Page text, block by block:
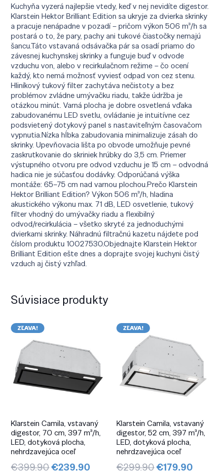
Kuchyňa vyzerá najlepšie vtedy, keď v nej nevidíte digestor.
Klarstein Hektor Brilliant Edition sa ukryje za dvierka skrinky
a pracuje nenápadne v pozadí – pričom výkon 506 m³/h sa
postará o to, že pary, pachy ani tukové čiastočky nemajú
šancu.Táto vstavaná odsávačka pár sa osadí priamo do
závesnej kuchynskej skrinky a funguje buď v odvode
vzduchu von, alebo v recirkulačnom režime – čo ocení
každý, kto nemá možnosť vyviesť odpad von cez stenu.
Hliníkový tukový filter zachytáva nečistoty a bez
problémov zvládne umývačku riadu, takže údržba je
otázkou minút. Varná plocha je dobre osvetlená vďaka
zabudovanému LED svetlu, ovládanie je intuitívne cez
podsvietený dotykový panel s nastaviteľným časovačom
vypnutia.Nízka hĺbka zabudovania minimalizuje zásah do
skrinky. Upevňovacia lišta po obvode umožňuje pevné
zaskrutkovanie do skriniek hrúbky do 3,5 cm. Priemer
výstupného otvoru pre odvod vzduchu je 15 cm – odvodná
hadica nie je súčasťou dodávky. Odporúčaná výška
montáže: 65–75 cm nad varnou plochou.Prečo Klarstein
Hektor Brilliant Edition? Výkon 506 m³/h, hladina
akustického výkonu max. 71 dB, LED osvetlenie, tukový
filter vhodný do umývačky riadu a flexibilný
odvod/recirkulácia – všetko skryté za jednoduchými
dvierkami skrinky. Náhradnú filtračnú kazetu nájdete pod
číslom produktu 10027530.Objednajte Klarstein Hektor
Brilliant Edition ešte dnes a doprajte svojej kuchyni čistý
vzduch aj čistý vzhľad.
Súvisiace produkty
ZĽAVA!
Klarstein Camila, vstavaný
digestor, 70 cm, 397 m³/h,
LED, dotyková plocha,
nehrdzavejúca oceľ
€399.90Pôvodná
€239.90 Aktuálna
ZĽAVA!
Klarstein Camila, vstavaný
digestor, 52 cm, 397 m³/h,
LED, dotyková plocha,
nehrdzavejúca oceľ
€299.90Pôvodná
€179.90